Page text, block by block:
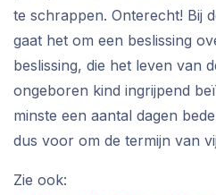
te schrappen. Onterecht! Bij
gaat het om een beslissing
beslissing, die het leven van
ongeboren kind ingrijpend
minste een aantal dagen
dus voor om de termijn van
Zie ook: